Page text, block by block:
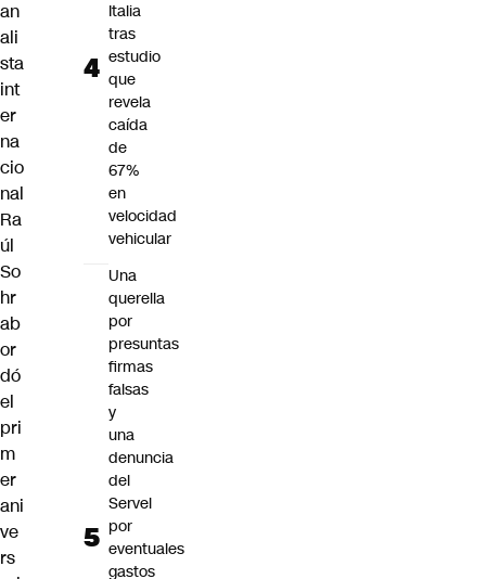
an
ali
sta
int
er
na
cio
nal
Ra
úl
So
hr
ab
or
dó
el
pri
m
er
ani
ve
rs
Italia
tras
estudio
que
revela
caída
de
67%
en
velocidad
vehicular
Una
querella
por
presuntas
firmas
falsas
y
una
denuncia
del
Servel
por
eventuales
gastos